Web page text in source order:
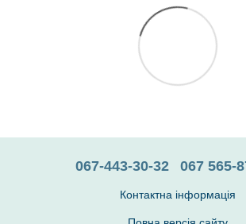
067-443-30-32 067 565-
Контактна інформація